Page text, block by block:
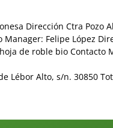
Dirección Ctra Pozo
Felipe López
de roble bio Contacto
Lébor Alto, s/n. 30850